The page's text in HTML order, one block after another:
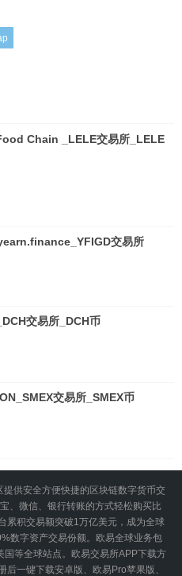
Chain _LELE交易所_LELE
交易所
交易所_DCH币
交易所_SMEX币
供安全方便快捷的区块链数字货币交
、微信、银行转账的方式轻松购买比
累积交易额突破1万亿美元，成为全球
数字资产交易份额。欧易全球业务包
等全球站点。欧易交易所APP下载方
一键下载安卓版、欧易Pro苹果版、